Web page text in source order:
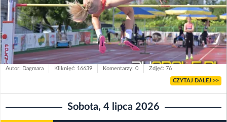
Autor: Dagmara Kliknięć: 16639 Komentarzy: 0 Zdjęć: 76
CZYTAJ DALEJ >>
Sobota, 4 lipca 2026